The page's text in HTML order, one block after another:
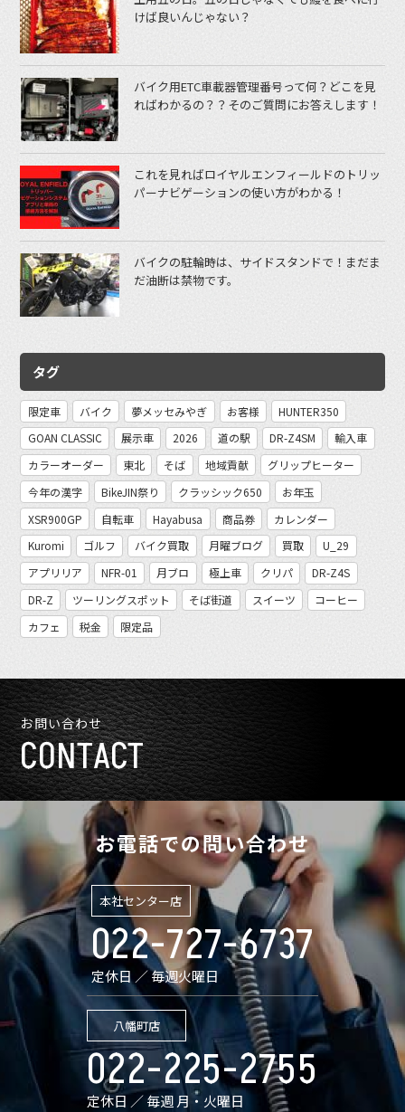
けば良いんじゃない？
バイク用ETC車載器管理番号って何？どこを見
ればわかるの？？そのご質問にお答えします！
これを見ればロイヤルエンフィールドのトリッ
パーナビゲーションの使い方がわかる！
バイクの駐輪時は、サイドスタンドで！まだま
だ油断は禁物です。
タグ
限定車 バイク 夢メッセみやぎ お客様
HUNTER350
GOAN CLASSIC
展示車 2026 道の駅 DR-Z4SM
輸入車
カラーオーダー
東北 そば 地域貢献
グリップヒーター
今年の漢字
BikeJIN祭り クラッシック650
お年玉
XSR900GP
自転車 Hayabusa 商品券
カレンダー
Kuromi
ゴルフ バイク買取 月曜ブログ 買取
U_29
アプリリア
NFR-01 月ブロ 極上車 クリパ
DR-Z4S
DR-Z
ツーリングスポット そば街道 スイーツ
コーヒー
カフェ
税金 限定品
お問い合わせ
CONTACT
お電話での問い合わせ
本社センター店
022-727-6737
定休日 ／ 毎週火曜日
八幡町店
022-225-2755
定休日 ／ 毎週 月・火曜日